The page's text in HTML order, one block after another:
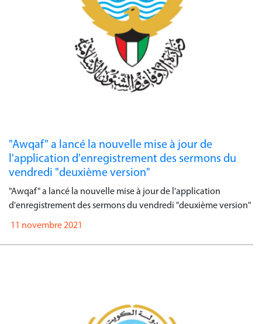
"Awqaf" a lancé la nouvelle mise à jour de
l'application d'enregistrement des sermons du
vendredi "deuxième version"
"Awqaf" a lancé la nouvelle mise à jour de l'application
d'enregistrement des sermons du vendredi "deuxième version"
11 novembre 2021